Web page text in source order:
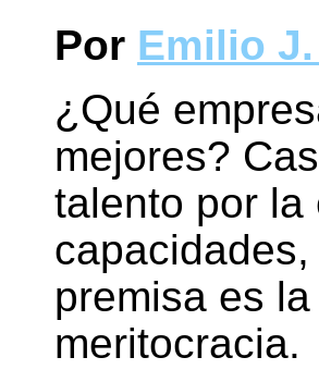
Por Emilio
¿Qué
mejores?
talento por la
premisa es
meritocracia.